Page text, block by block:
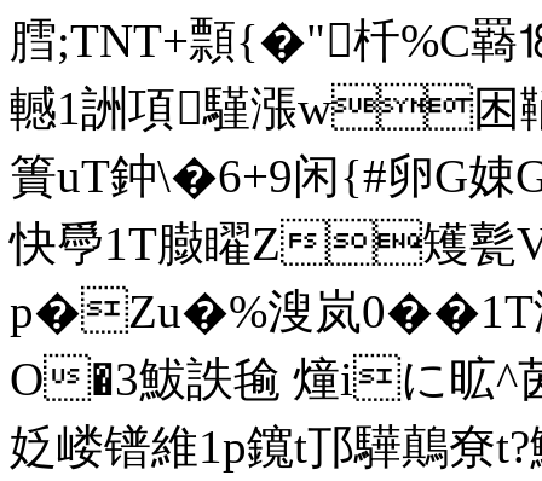
膤;TNT+顠{�"杄%C
轗1詶項騹漲w困鞝
簣uT鈡\�6+9闲{#卵G娕
快爳1T臌矅Z矱甏
p�Zu�%溲岚
O�3鮁詄毺 燑iに昿
姂嵝镨維1p鑧t邒驊鷏尞